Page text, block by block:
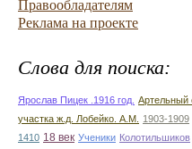
Правообладателям
Реклама на проекте
Слова для поиска:
Ярослав Пицек .1916 год. Артельный
участка ж.д. Лобейко. А.М.
1903-1909
1410 18 век Ученики Колотильшиков